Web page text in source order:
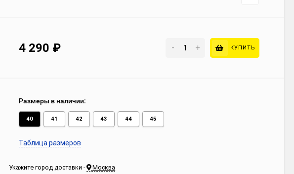
4 290 ₽ - + КУПИТЬ
Размеры в наличии:
40 41 42 43 44 45
Таблица размеров
Укажите город доставки - Москва